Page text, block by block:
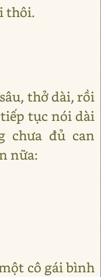
thôi.
thở dài, rồi
tục nói dài
chưa đủ can
nữa:
cô gái bình